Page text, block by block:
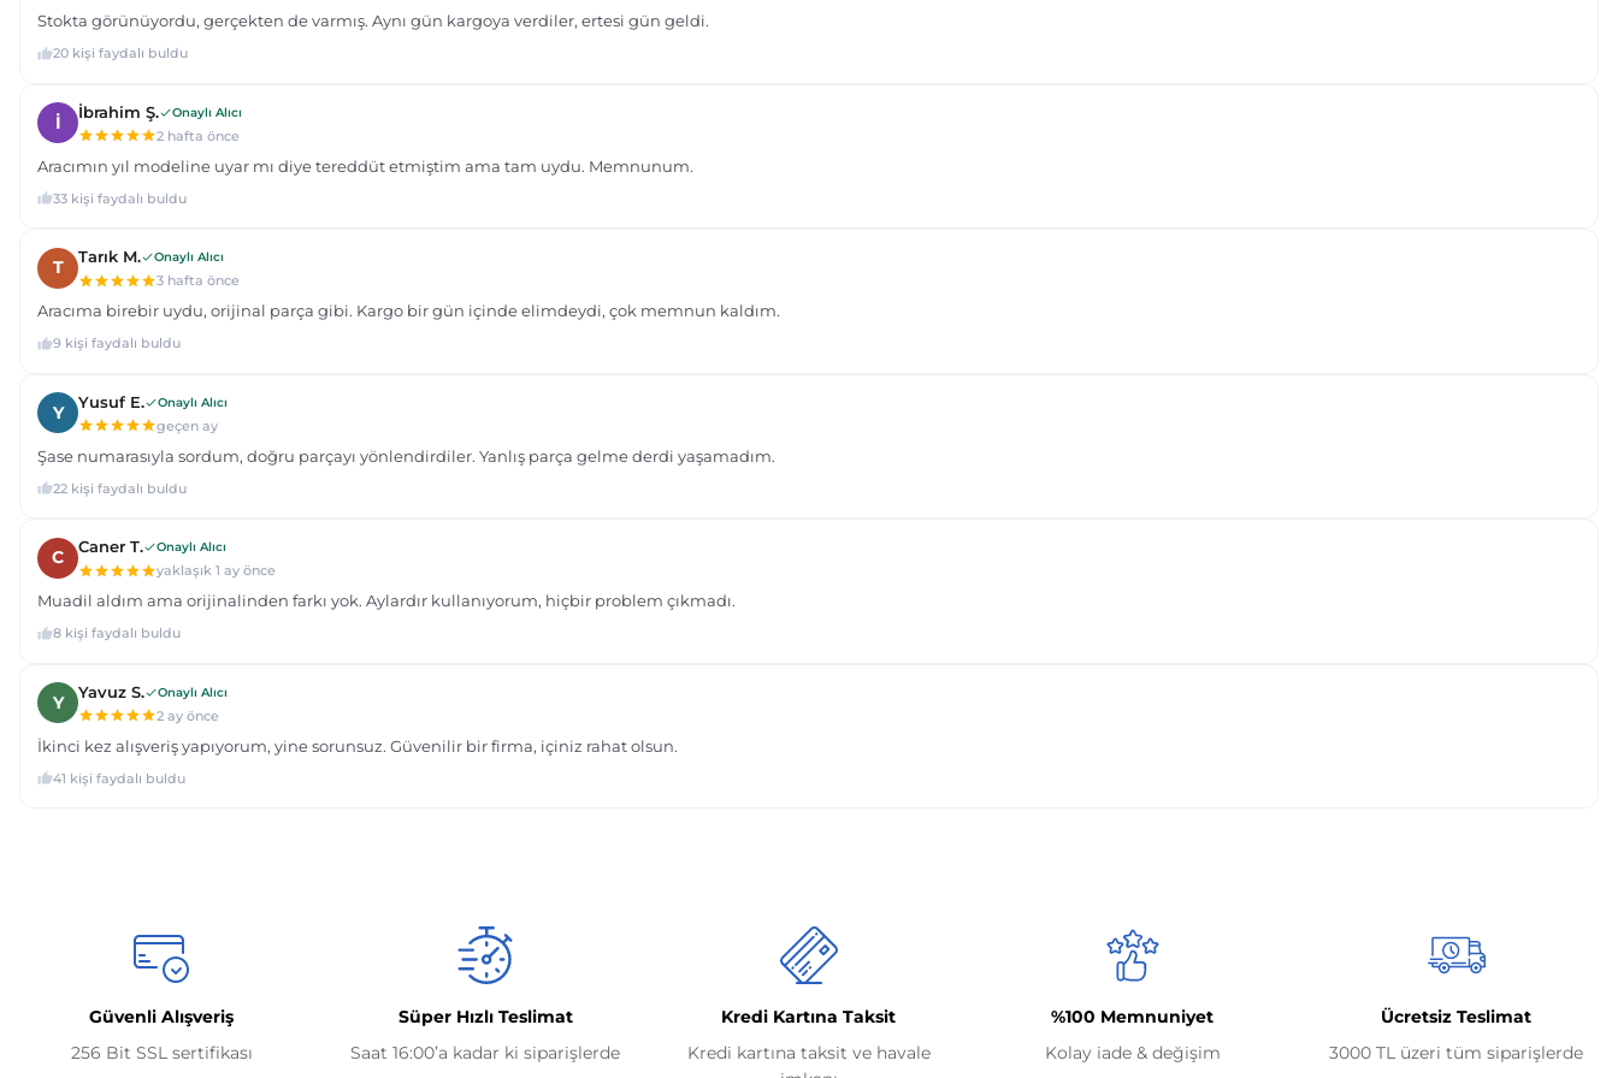
Güvenli Alışveriş
256 Bit SSL sertifikası
Süper Hızlı Teslimat
Saat 16:00’a kadar ki siparişlerde
Kredi Kartına Taksit
Kredi kartına taksit ve havale
%100 Memnuniyet
Kolay iade & değişim
Ücretsiz Teslimat
3000 TL üzeri tüm siparişlerde